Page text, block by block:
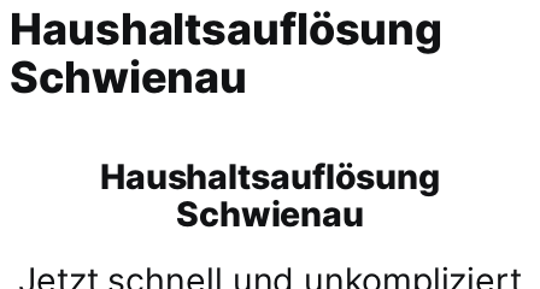
Haushaltsauflösung
Schwienau
Haushaltsauflösung
Schwienau
Jetzt schnell und unkompliziert